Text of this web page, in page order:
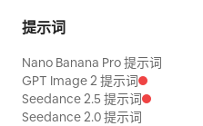
提示词
Nano Banana Pro 提示词
GPT Image 2 提示词
Seedance 2.5 提示词
Seedance 2.0 提示词